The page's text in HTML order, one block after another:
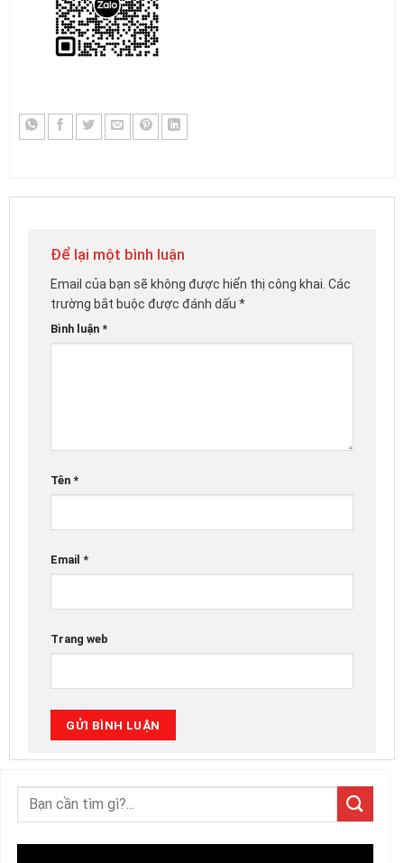
Để lại một bình luận
Email của bạn sẽ không được hiển thị công khai. Các
trường bắt buộc được đánh dấu *
Bình luận *
Tên *
Email *
Trang web